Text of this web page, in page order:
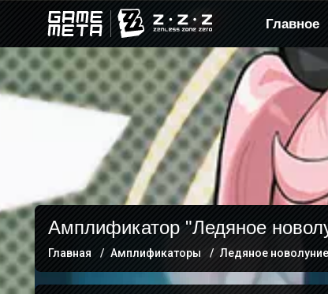
Главное
Амплификатор "Ледяное
Главная Амплификаторы Ледяное новолуние